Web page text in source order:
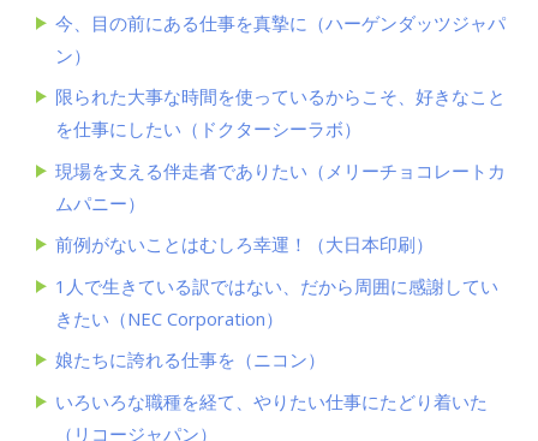
今、目の前にある仕事を真摯に（ハーゲンダッツジャパ
ン）
限られた大事な時間を使っているからこそ、好きなこと
を仕事にしたい（ドクターシーラボ）
現場を支える伴走者でありたい（メリーチョコレートカ
ムパニー）
前例がないことはむしろ幸運！（大日本印刷）
1人で生きている訳ではない、だから周囲に感謝してい
きたい（NEC Corporation）
娘たちに誇れる仕事を（ニコン）
いろいろな職種を経て、やりたい仕事にたどり着いた
（リコージャパン）